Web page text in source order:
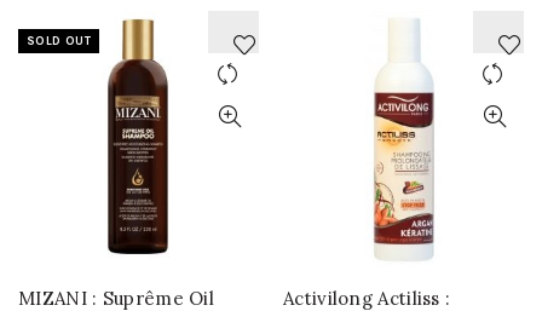
SOLD OUT
MIZANI : Suprême Oil
Activilong Actiliss :